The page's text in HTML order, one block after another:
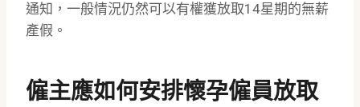
通知，一般情況仍然可以有權獲放取14星期的無薪
產假。
僱主應如何安排懷孕僱員放取